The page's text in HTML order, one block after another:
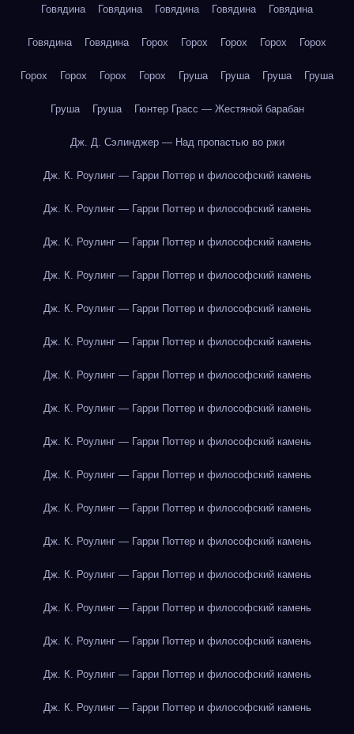
Говядина Говядина Говядина Говядина Говядина
Говядина Говядина Горох Горох Горох Горох Горох
Горох Горох Горох Горох Груша Груша Груша Груша
Груша Груша Гюнтер Грасс — Жестяной барабан
Дж. Д. Сэлинджер — Над пропастью во ржи
Дж. К. Роулинг — Гарри Поттер и философский камень
Дж. К. Роулинг — Гарри Поттер и философский камень
Дж. К. Роулинг — Гарри Поттер и философский камень
Дж. К. Роулинг — Гарри Поттер и философский камень
Дж. К. Роулинг — Гарри Поттер и философский камень
Дж. К. Роулинг — Гарри Поттер и философский камень
Дж. К. Роулинг — Гарри Поттер и философский камень
Дж. К. Роулинг — Гарри Поттер и философский камень
Дж. К. Роулинг — Гарри Поттер и философский камень
Дж. К. Роулинг — Гарри Поттер и философский камень
Дж. К. Роулинг — Гарри Поттер и философский камень
Дж. К. Роулинг — Гарри Поттер и философский камень
Дж. К. Роулинг — Гарри Поттер и философский камень
Дж. К. Роулинг — Гарри Поттер и философский камень
Дж. К. Роулинг — Гарри Поттер и философский камень
Дж. К. Роулинг — Гарри Поттер и философский камень
Дж. К. Роулинг — Гарри Поттер и философский камень